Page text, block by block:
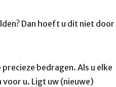
Dan hoeft u dit niet door
bedragen. Als u elke
u. Ligt uw (nieuwe)